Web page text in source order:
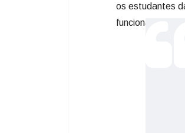
os estudantes
funcionamento